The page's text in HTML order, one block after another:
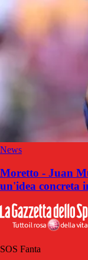
News
Moretto - Juan
un'idea concreta
SOS Fanta